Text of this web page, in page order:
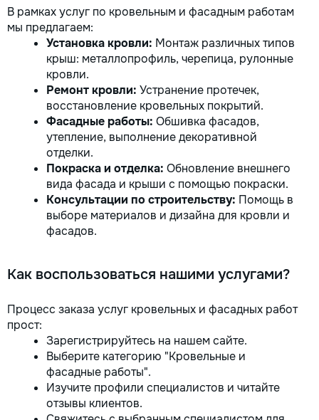
В рамках услуг по кровельным и фасадным работам
мы предлагаем:
Установка кровли: Монтаж различных типов
крыш: металлопрофиль, черепица, рулонные
кровли.
Ремонт кровли: Устранение протечек,
восстановление кровельных покрытий.
Фасадные работы: Обшивка фасадов,
утепление, выполнение декоративной
отделки.
Покраска и отделка: Обновление внешнего
вида фасада и крыши с помощью покраски.
Консультации по строительству: Помощь в
выборе материалов и дизайна для кровли и
фасадов.
Как воспользоваться нашими услугами?
Процесс заказа услуг кровельных и фасадных работ
прост:
Зарегистрируйтесь на нашем сайте.
Выберите категорию "Кровельные и
фасадные работы".
Изучите профили специалистов и читайте
отзывы клиентов.